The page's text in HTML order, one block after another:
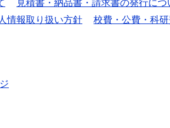
見積書・納品書・請求書の発行につ
情報取り扱い方針 校費・公費・科